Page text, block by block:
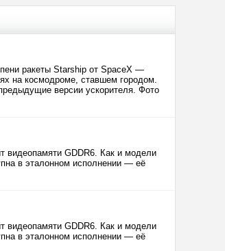
ракеты Starship от SpaceX —
на космодроме, ставшем городом.
версии ускорителя. Фото
видеопамяти GDDR6. Как и модели
в эталонном исполнении — её
видеопамяти GDDR6. Как и модели
в эталонном исполнении — её